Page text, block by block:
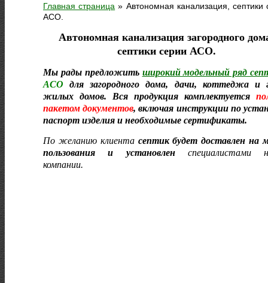
Главная страница » Автономная канализация, септики
АСО.
Автономная канализация загородного
септики серии АСО.
Мы рады предложить широкий модельный ряд
АСО для загородного дома, дачи, коттеджа и
жилых домов. Вся продукция комплектуется
пакетом документов, включая инструкции по
паспорт изделия и необходимые сертификаты.
По желанию клиента септик будет доставлен на
пользования и установленспециалистами
компании.